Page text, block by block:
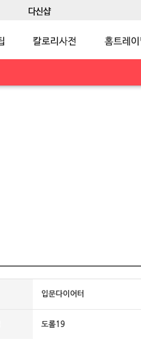
입문다이어터
도롤19